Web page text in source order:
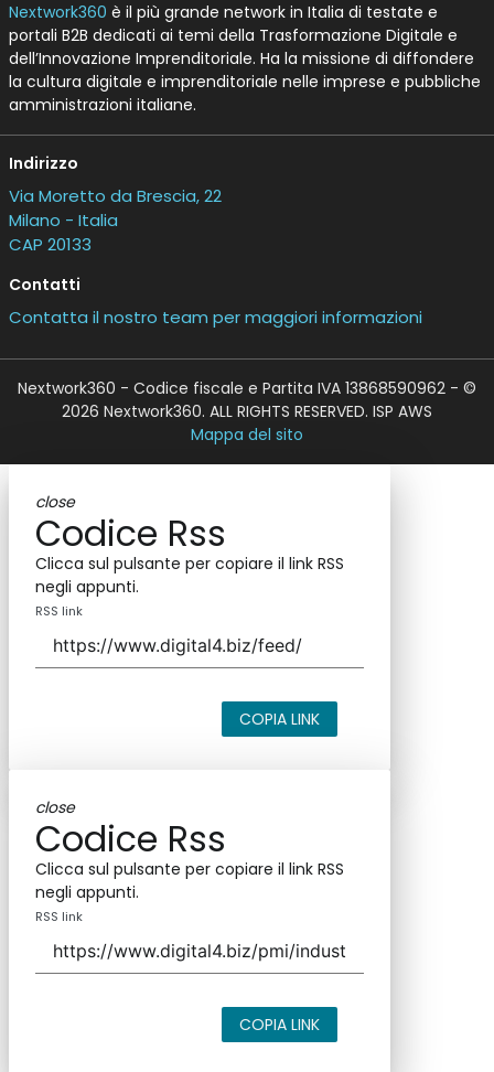
Nextwork360 è il più grande network in Italia di testate e
portali B2B dedicati ai temi della Trasformazione Digitale e
dell’Innovazione Imprenditoriale. Ha la missione di diffondere
la cultura digitale e imprenditoriale nelle imprese e pubbliche
amministrazioni italiane.
Indirizzo
Via Moretto da Brescia, 22
Milano - Italia
CAP 20133
Contatti
Contatta il nostro team per maggiori informazioni
Nextwork360 - Codice fiscale e Partita IVA 13868590962 - ©
2026 Nextwork360. ALL RIGHTS RESERVED. ISP AWS
Mappa del sito
close
Codice Rss
Clicca sul pulsante per copiare il link RSS
negli appunti.
RSS link
COPIA LINK
close
Codice Rss
Clicca sul pulsante per copiare il link RSS
negli appunti.
RSS link
COPIA LINK